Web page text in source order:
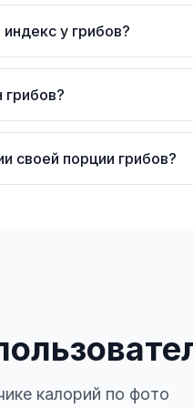
у грибов?
грибов?
своей порции грибов?
калорий по фото